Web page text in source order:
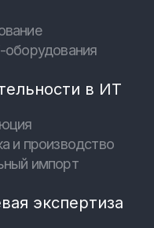
оборудования
в ИТ
и производство
импорт
экспертиза